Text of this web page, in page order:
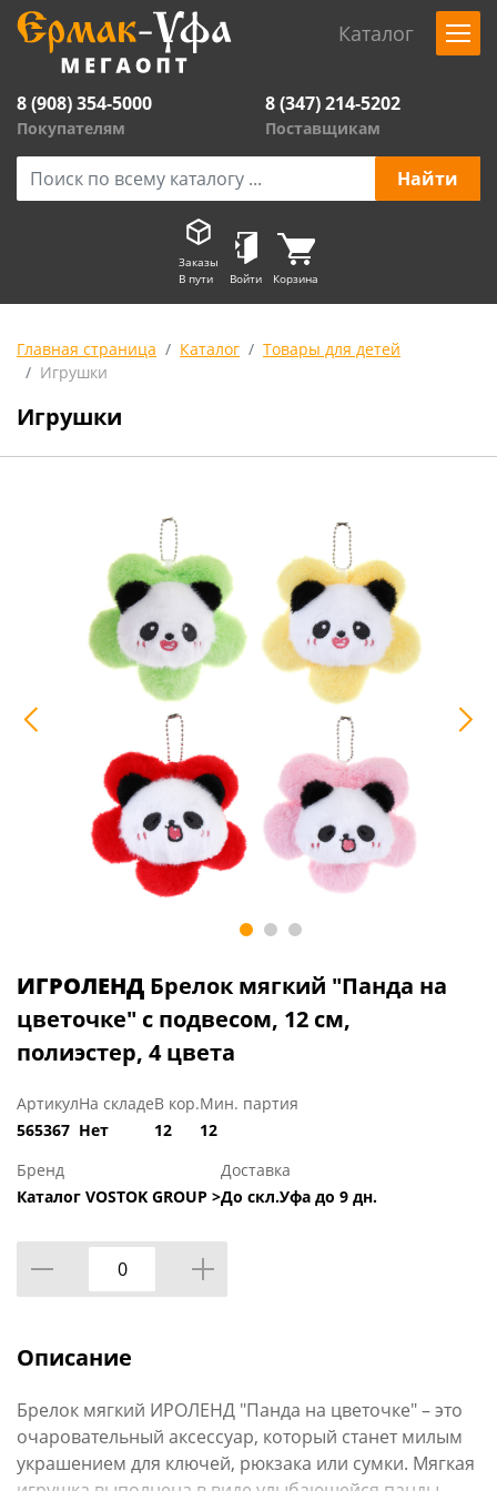
Каталог
8 (908) 354-5000
Покупателям
8 (347) 214-5202
Поставщикам
Заказы
В пути
Войти Корзина
Главная страница Каталог
Товары для детей
Игрушки
Игрушки
ИГРОЛЕНД Брелок мягкий "Панда на
цветочке" с подвесом, 12 см,
полиэстер, 4 цвета
Артикул
565367
На складе
Нет
В кор.
12
Мин. партия
12
Бренд
Каталог VOSTOK GROUP >
Доставка
До скл.Уфа до 9 дн.
Описание
Брелок мягкий ИРОЛЕНД "Панда на цветочке" – это
очаровательный аксессуар, который станет милым
украшением для ключей, рюкзака или сумки. Мягкая